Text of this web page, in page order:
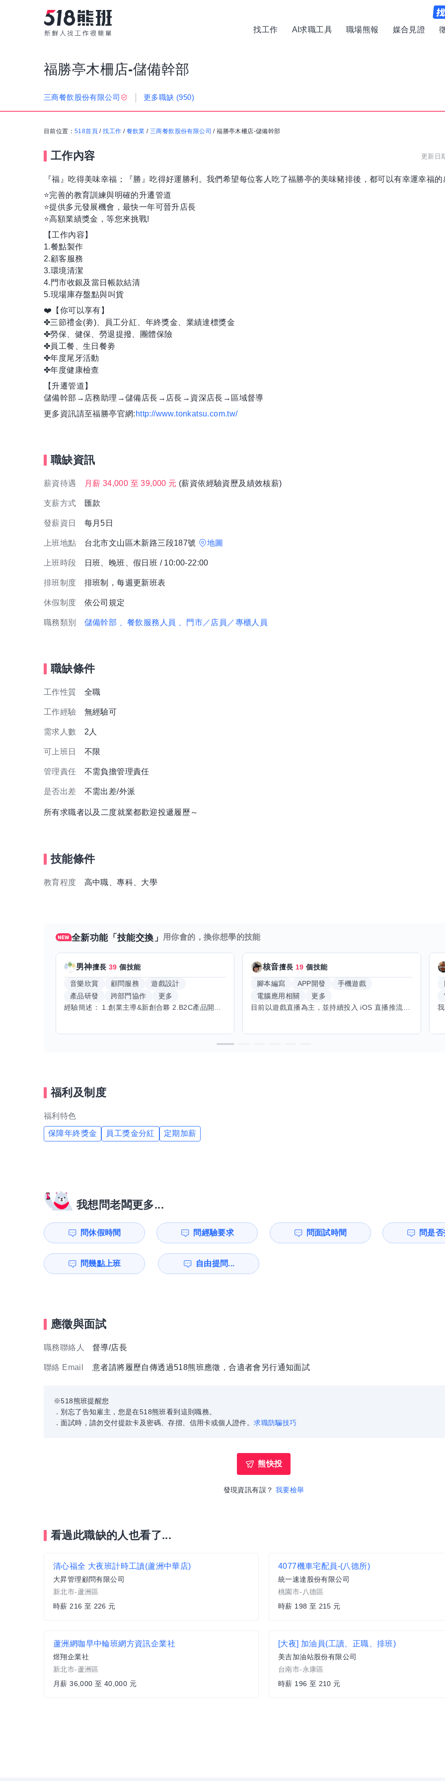
找工作 AI求職工具 職場熊報 媒合見證
福勝亭木柵店-儲備幹部
三商餐飲股份有限公司 更多職缺 (950)
目前位置： 518首頁 /找工作 / 餐飲業 /三商餐飲股份有限公司 /福勝亭木柵店-儲備幹部
工作內容 更新日
『福』吃得美味幸福；『勝』吃得好運勝利。我們希望每位客人吃了福勝亭的美味豬排後，都可以有幸運幸福的
⭐️完善的教育訓練與明確的升遷管道
⭐️提供多元發展機會，最快一年可晉升店長
⭐️高額業績獎金，等您來挑戰!
【工作內容】
1.餐點製作
2.顧客服務
3.環境清潔
4.門市收銀及當日帳款結清
5.現場庫存盤點與叫貨
❤️【你可以享有】
✤三節禮金(劵)、員工分紅、年終獎金、業績達標獎金
✤勞保、健保、勞退提撥、團體保險
✤員工餐、生日餐劵
✤年度尾牙活動
✤年度健康檢查
【升遷管道】
儲備幹部→店務助理→儲備店長→店長→資深店長→區域督導
更多資訊請至福勝亭官網: http://www.tonkatsu.com.tw/
職缺資訊
薪資待遇 月薪 34,000 至 39,000 元 (薪資依經驗資歷及績效核薪)
支薪方式 匯款
發薪資日 每月5日
上班地點 台北市文山區木新路三段187號 地圖
上班時段 日班、晚班、假日班 / 10:00-22:00
排班制度 排班制，每週更新班表
休假制度 依公司規定
職務類別 儲備幹部 、餐飲服務人員 、門市／店員／專櫃人員
職缺條件
工作性質 全職
工作經驗 無經驗可
需求人數 2人
可上班日 不限
管理責任 不需負擔管理責任
是否出差 不需出差/外派
所有求職者以及二度就業都歡迎投遞履歷～
技能條件
教育程度 高中職、專科、大學
全新功能「技能交換」 用你會的，換你想學的技能
男神擅長39 個技能
音樂欣賞 顧問服務
遊戲設計
產品研發
跨部門協作
更多
經驗簡述： 1.創業主導&新創合夥 2.B2C產品開發運營一條龍 3.AI應用開發與量化研究新創 標籤話題都可以聊，開放交流 找尋共同創業機會，亦歡迎新創收編
核音擅長 19 個技能
腳本編寫 APP開發
手機遊戲
電腦應用相關
更多
目前以遊戲直播為主，並持續投入 iOS 直播推流應用開發。對直播技術、影音串流、AI 應用、內容創作與產品設計有濃厚興趣，平時透過實作累積開發經驗，也持續學習 Godot 遊戲開發、影音剪輯、音樂創作與編曲等相關技術。 希望透過技能交換認識不同背景的夥伴，一起交流開發經驗、Side Project、AI 工作流程、內容創作與職涯發展。如果你也對程式開發、直播技術、設計、美術、Cosplay、造型、化妝、攝影、影音製作、音樂創作等領域有興趣，都很歡迎交流，彼此分享經驗、互相學習，一起成長。
福利及制度
福利特色
保障年終獎金 員工獎金分紅 定期加薪
我想問老闆更多...
問休假時間 問經驗要求 問面試時間 問是
問幾點上班 自由提問...
應徵與面試
職務聯絡人 督導/店長
聯絡 Email 意者請將履歷自傳透過518熊班應徵，合適者會另行通知面試
※518熊班提醒您
．別忘了告知雇主，您是在518熊班看到這則職務。
．面試時，請勿交付提款卡及密碼、存摺、信用卡或個人證件。求職防騙技巧
熊快投
發現資訊有誤？ 我要檢舉
看過此職缺的人也看了...
清心福全 大夜班計時工讀(蘆洲中華店)
大昇管理顧問有限公司
新北市-蘆洲區
時薪 216 至 226 元
4077機車宅配員-(八德所)
統一速達股份有限公司
桃園市-八德區
時薪 198 至 215 元
蘆洲網咖早中輪班網方資訊企業社
煜翔企業社
新北市-蘆洲區
月薪 36,000 至 40,000 元
[大夜] 加油員(工讀、正職、排班)
美吉加油站股份有限公司
台南市-永康區
時薪 196 至 210 元